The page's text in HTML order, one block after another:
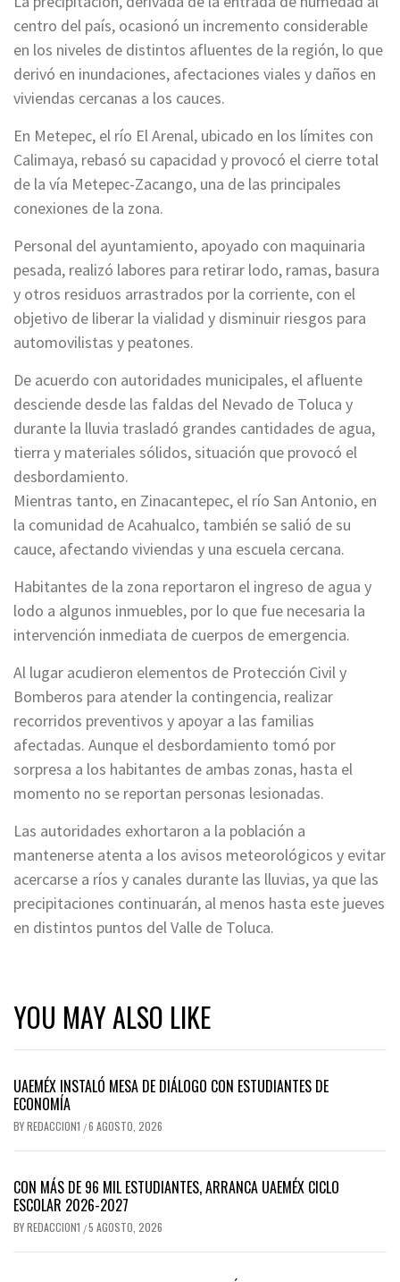
centro del país, ocasionó un incremento considerable
en los niveles de distintos afluentes de la región, lo que
derivó en inundaciones, afectaciones viales y daños en
viviendas cercanas a los cauces.
En Metepec, el río El Arenal, ubicado en los límites con
Calimaya, rebasó su capacidad y provocó el cierre total
de la vía Metepec-Zacango, una de las principales
conexiones de la zona.
Personal del ayuntamiento, apoyado con maquinaria
pesada, realizó labores para retirar lodo, ramas, basura
y otros residuos arrastrados por la corriente, con el
objetivo de liberar la vialidad y disminuir riesgos para
automovilistas y peatones.
De acuerdo con autoridades municipales, el afluente
desciende desde las faldas del Nevado de Toluca y
durante la lluvia trasladó grandes cantidades de agua,
tierra y materiales sólidos, situación que provocó el
desbordamiento.
Mientras tanto, en Zinacantepec, el río San Antonio, en
la comunidad de Acahualco, también se salió de su
cauce, afectando viviendas y una escuela cercana.
Habitantes de la zona reportaron el ingreso de agua y
lodo a algunos inmuebles, por lo que fue necesaria la
intervención inmediata de cuerpos de emergencia.
Al lugar acudieron elementos de Protección Civil y
Bomberos para atender la contingencia, realizar
recorridos preventivos y apoyar a las familias
afectadas. Aunque el desbordamiento tomó por
sorpresa a los habitantes de ambas zonas, hasta el
momento no se reportan personas lesionadas.
Las autoridades exhortaron a la población a
mantenerse atenta a los avisos meteorológicos y evitar
acercarse a ríos y canales durante las lluvias, ya que las
precipitaciones continuarán, al menos hasta este jueves
en distintos puntos del Valle de Toluca.
YOU MAY ALSO LIKE
UAEMÉX INSTALÓ MESA DE DIÁLOGO CON ESTUDIANTES DE
ECONOMÍA
BYREDACCION1 /6 AGOSTO, 2026
CON MÁS DE 96 MIL ESTUDIANTES, ARRANCA UAEMÉX CICLO
ESCOLAR 2026-2027
BYREDACCION1 /5 AGOSTO, 2026